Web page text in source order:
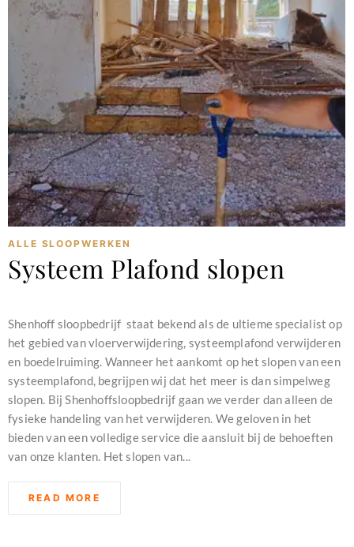
ALLE SLOOPWERKEN
Systeem Plafond slopen
Shenhoff sloopbedrijf staat bekend als de ultieme specialist op
het gebied van vloerverwijdering, systeemplafond verwijderen
en boedelruiming. Wanneer het aankomt op het slopen van een
systeemplafond, begrijpen wij dat het meer is dan simpelweg
slopen. Bij Shenhoffsloopbedrijf gaan we verder dan alleen de
fysieke handeling van het verwijderen. We geloven in het
bieden van een volledige service die aansluit bij de behoeften
van onze klanten. Het slopen van...
READ MORE